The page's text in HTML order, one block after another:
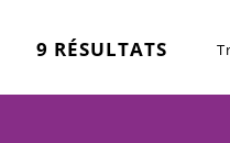
9 RÉSULTATS